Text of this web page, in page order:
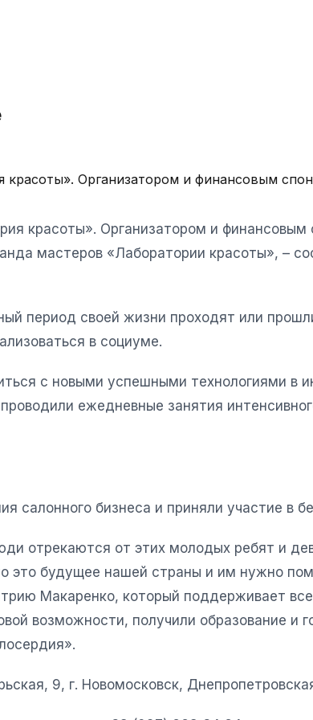
Организатором и финансовым
красоты». Организатором и
мастеров «Лаборатории красоты», –
период своей жизни проходят или
в социуме.
с новыми успешными технологиями в
ежедневные занятия
салонного бизнеса и приняли участие в
отрекаются от этих молодых ребят и
это будущее нашей страны и им нужно
Макаренко, который поддерживает
возможности, получили образование и
9, г. Новомосковск,